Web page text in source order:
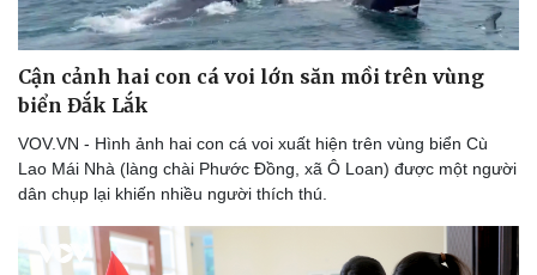
Cận cảnh hai con cá voi lớn săn mồi trên vùng
biển Đắk Lắk
VOV.VN - Hình ảnh hai con cá voi xuất hiện trên vùng biển Cù
Lao Mái Nhà (làng chài Phước Đồng, xã Ô Loan) được một người
dân chụp lại khiến nhiều người thích thú.